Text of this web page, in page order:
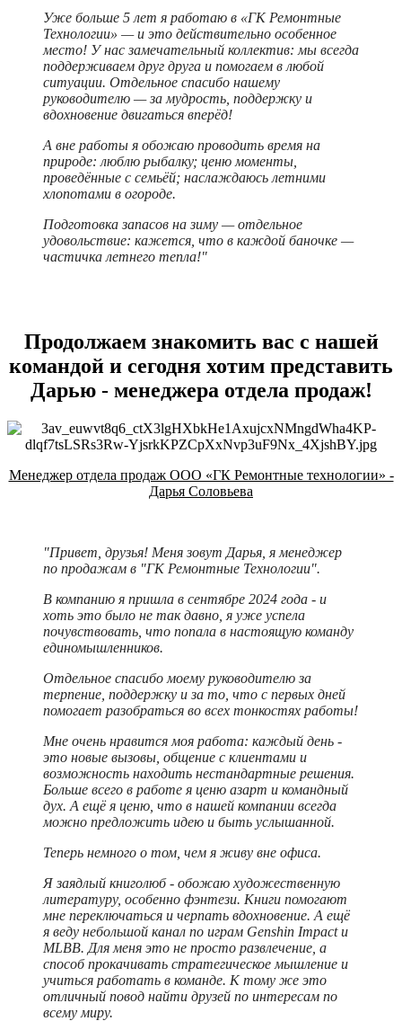
Уже больше 5 лет я работаю в «ГК Ремонтные
Технологии» — и это действительно особенное
место! У нас замечательный коллектив: мы всегда
поддерживаем друг друга и помогаем в любой
ситуации. Отдельное спасибо нашему
руководителю — за мудрость, поддержку и
вдохновение двигаться вперёд!
А вне работы я обожаю проводить время на
природе: люблю рыбалку; ценю моменты,
проведённые с семьёй; наслаждаюсь летними
хлопотами в огороде.
Подготовка запасов на зиму — отдельное
удовольствие: кажется, что в каждой баночке —
частичка летнего тепла!"
Продолжаем знакомить вас с нашей
командой и сегодня хотим представить
Дарью - менеджера отдела продаж!
Менеджер отдела продаж ООО «ГК Ремонтные технологии» -
Дарья Соловьева
"Привет, друзья! Меня зовут Дарья, я менеджер
по продажам в "ГК Ремонтные Технологии".
В компанию я пришла в сентябре 2024 года - и
хоть это было не так давно, я уже успела
почувствовать, что попала в настоящую команду
единомышленников.
Отдельное спасибо моему руководителю за
терпение, поддержку и за то, что с первых дней
помогает разобраться во всех тонкостях работы!
Мне очень нравится моя работа: каждый день -
это новые вызовы, общение с клиентами и
возможность находить нестандартные решения.
Больше всего в работе я ценю азарт и командный
дух. А ещё я ценю, что в нашей компании всегда
можно предложить идею и быть услышанной.
Теперь немного о том, чем я живу вне офиса.
Я заядлый книголюб - обожаю художественную
литературу, особенно фэнтези. Книги помогают
мне переключаться и черпать вдохновение. А ещё
я веду небольшой канал по играм Genshin Impact и
MLBB. Для меня это не просто развлечение, а
способ прокачивать стратегическое мышление и
учиться работать в команде. К тому же это
отличный повод найти друзей по интересам по
всему миру.